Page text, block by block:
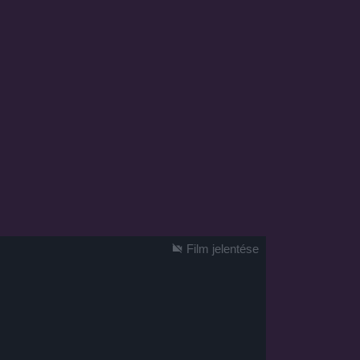
Film jelentése